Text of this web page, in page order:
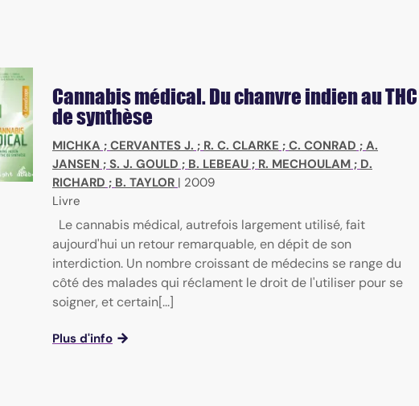
Cannabis médical. Du chanvre indien au THC
de synthèse
MICHKA ; CERVANTES J. ; R. C. CLARKE ; C. CONRAD ; A.
JANSEN ; S. J. GOULD ; B. LEBEAU ; R. MECHOULAM ; D.
RICHARD ; B. TAYLOR | 2009
Livre
Le cannabis médical, autrefois largement utilisé, fait
aujourd'hui un retour remarquable, en dépit de son
interdiction. Un nombre croissant de médecins se range du
côté des malades qui réclament le droit de l'utiliser pour se
soigner, et certain[...]
Plus d'info